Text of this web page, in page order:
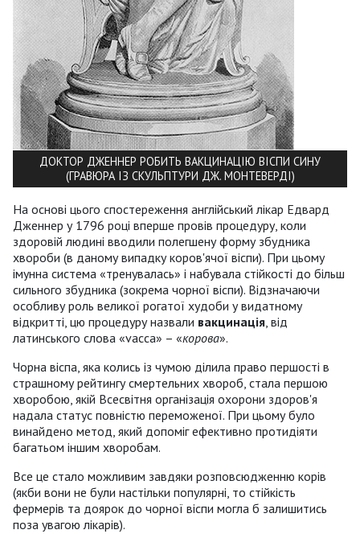
ДОКТОР ДЖЕННЕР РОБИТЬ ВАКЦИНАЦІЮ ВІСПИ СИНУ
(ГРАВЮРА ІЗ СКУЛЬПТУРИ ДЖ. МОНТЕВЕРДІ)
На основі цього спостереження англійський лікар Едвард
Дженнер у 1796 році вперше провів процедуру, коли
здоровій людині вводили полегшену форму збудника
хвороби (в даному випадку коров'ячої віспи). При цьому
імунна система «тренувалась» і набувала стійкості до більш
сильного збудника (зокрема чорної віспи). Відзначаючи
особливу роль великої рогатої худоби у видатному
відкритті, цю процедуру назвали вакцинація, від
латинського слова «vacca» – «корова».
Чорна віспа, яка колись із чумою ділила право першості в
страшному рейтингу смертельних хвороб, стала першою
хворобою, якій Всесвітня організація охорони здоров'я
надала статус повністю переможеної. При цьому було
винайдено метод, який допоміг ефективно протидіяти
багатьом іншим хворобам.
Все це стало можливим завдяки розповсюдженню корів
(якби вони не були настільки популярні, то стійкість
фермерів та доярок до чорної віспи могла б залишитись
поза увагою лікарів).